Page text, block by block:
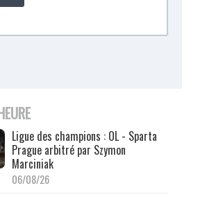
Ligue des champions : OL - Sparta
Prague arbitré par Szymon
Marciniak
06/08/26